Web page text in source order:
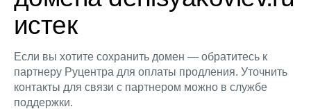
истек
Если вы хотите сохранить домен — обратитесь к
партнеру Руцентра для оплаты продления. Уточнить
контакты для связи с партнером можно в службе
поддержки.